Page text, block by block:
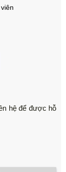
hệ để được hỗ